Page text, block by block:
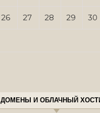
26 27 28 29 30
ДОМЕНЫ И ОБЛАЧНЫЙ